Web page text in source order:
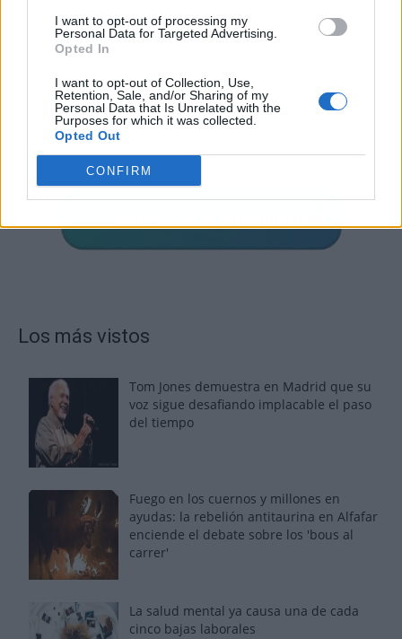
I want to opt-out of processing my
Personal Data for Targeted Advertising.
Opted In
I want to opt-out of Collection, Use,
Retention, Sale, and/or Sharing of my
Personal Data that Is Unrelated with the
Purposes for which it was collected.
Opted Out
CONFIRM
Los más vistos
Tom Jones demuestra en Madrid que su
voz sigue desafiando implacable el paso
del tiempo
Fuego en los cuernos y millones en
ayudas: la rebelión antitaurina en Alfafar
enciende el debate sobre los 'bous al
carrer'
La salud mental ya causa una de cada
cinco bajas laborales